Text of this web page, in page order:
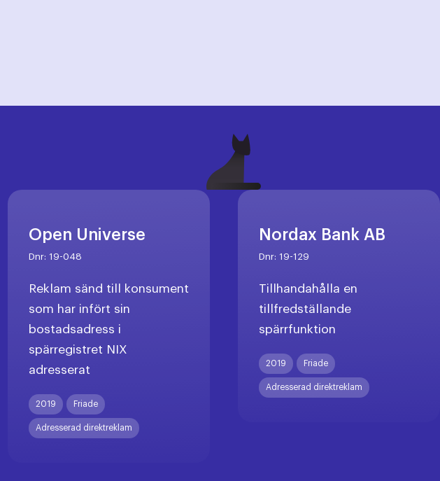
Open Universe
Dnr: 19-048
Reklam sänd till konsument
som har infört sin
bostadsadress i
spärregistret NIX
adresserat
2019 Friade
Adresserad direktreklam
Nordax Bank AB
Dnr: 19-129
Tillhandahålla en
tillfredställande
spärrfunktion
2019 Friade
Adresserad direktreklam